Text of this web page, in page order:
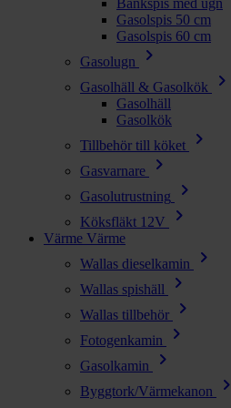
Bänkspis med ugn
Gasolspis 50 cm
Gasolspis 60 cm
Gasolugn
chevron_right
Gasolhäll & Gasolkök chevron_right
Gasolhäll
Gasolkök
Tillbehör till köket
chevron_right
Gasvarnare chevron_right
Gasolutrustning chevron_right
Köksfläkt 12V chevron_right
Värme Värme
Wallas dieselkamin
chevron_right
Wallas spishäll chevron_right
Wallas tillbehör chevron_right
Fotogenkamin chevron_right
Gasolkamin chevron_right
Byggtork/Värmekanon
chevron_right